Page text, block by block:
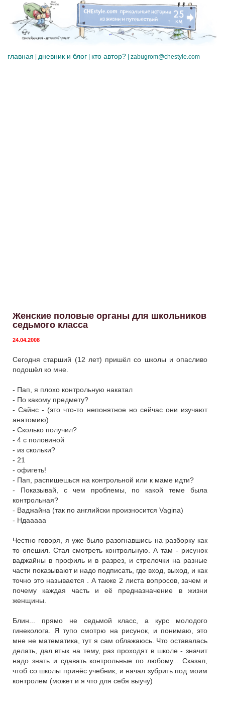
главная | дневник и блог | кто автор? | zabugrom@chestyle.com
Женские половые органы для школьников
седьмого класса
24.04.2008
Сегодня старший (12 лет) пришёл со школы и опасливо
подошёл ко мне.
- Пап, я плохо контрольную накатал
- По какому предмету?
- Сайнс - (это что-то непонятное но сейчас они изучают
анатомию)
- Сколько получил?
- 4 с половиной
- из скольки?
- 21
- офигеть!
- Пап, распишешься на контрольной или к маме идти?
- Показывай, с чем проблемы, по какой теме была
контрольная?
- Ваджайна (так по английски произносится Vagina)
- Ндааааа
Честно говоря, я уже было разогнавшись на разборку как
то опешил. Стал смотреть контрольную. А там - рисунок
ваджайны в профиль и в разрез, и стрелочки на разные
части показывают и надо подписать, где вход, выход, и как
точно это называется . А также 2 листа вопросов, зачем и
почему каждая часть и её предназначение в жизни
женщины.
Блин... прямо не седьмой класс, а курс молодого
гинеколога. Я тупо смотрю на рисунок, и понимаю, это
мне не математика, тут я сам облажаюсь. Что оставалась
делать, дал втык на тему, раз проходят в школе - значит
надо знать и сдавать контрольные по любому... Сказал,
чтоб со школы принёс учебник, и начал зубрить под моим
контролем (может и я что для себя выучу)